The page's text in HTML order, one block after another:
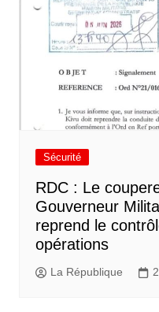
Sécurité
RDC : Le
Gouverneur
reprend le
opérations
La République